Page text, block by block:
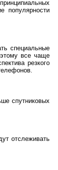
популярности
специальные
все чаще
резкого
спутниковых
отслеживать